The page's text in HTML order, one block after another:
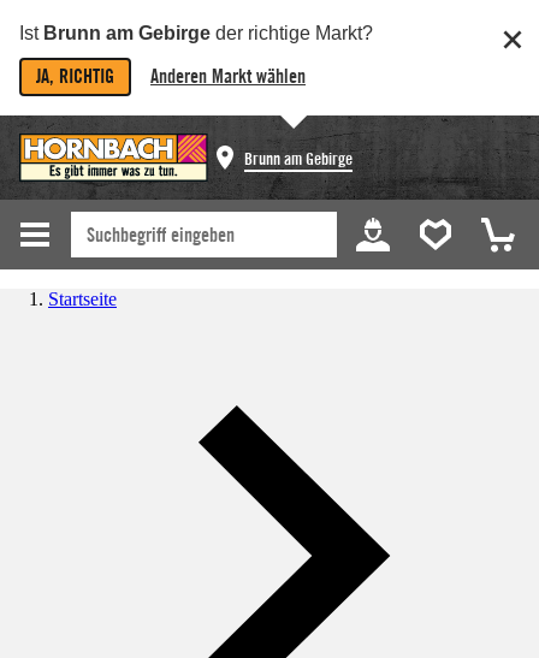
Ist Brunn am Gebirge der richtige Markt?
JA, RICHTIG Anderen Markt wählen
Brunn am Gebirge
Startseite